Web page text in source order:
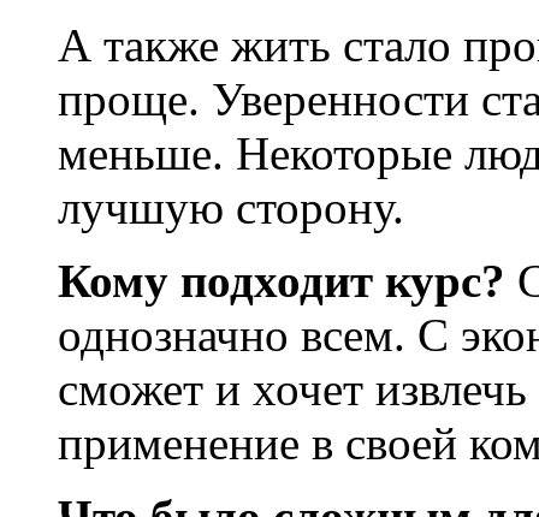
А также жить стало
проще. Уверенности
меньше. Некоторые
лучшую сторону.
Кому подходит курс?
однозначно всем. С
сможет и хочет
применение в своей